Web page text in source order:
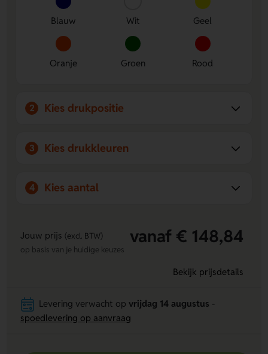
Licht en praktisch mee te nemen
- De non-woven
uitvoering maakt de Fridrate Koeltas fijn voor
Blauw Wit Geel
Oranje Groen Rood
2 Kies drukpositie
3 Kies drukkleuren
4 Kies aantal
Jouw prijs (excl. BTW) vanaf € 148,84
op basis van je huidige keuzes
Bekijk prijsdetails
Levering verwacht opvrijdag 14 augustus
spoedlevering op aanvraag